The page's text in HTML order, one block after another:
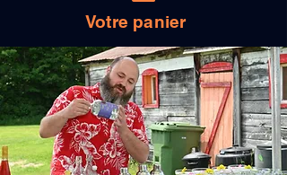
Votre panier